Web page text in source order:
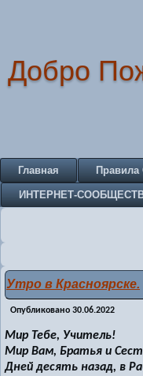
Добро
Главная Правила
ИНТЕРНЕТ-
Утро в Красноярске.
Опубликовано 30.06.2022
Мир Тебе, Учитель!
Мир Вам, Братья и
Дней десять назад, в